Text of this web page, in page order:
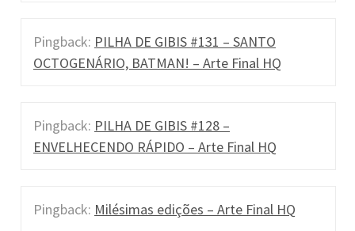
Pingback: PILHA DE GIBIS #131 – SANTO
OCTOGENÁRIO, BATMAN! – Arte Final HQ
Pingback: PILHA DE GIBIS #128 –
ENVELHECENDO RÁPIDO – Arte Final HQ
Pingback: Milésimas edições – Arte Final HQ